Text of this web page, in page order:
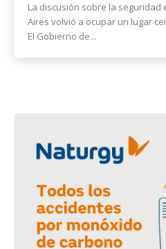
La discusión sobre la seguridad
Aires volvió a ocupar un lugar
El Gobierno de...